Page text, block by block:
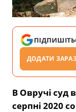
ДОДАТИ
В Овручі суд
серпні 2020